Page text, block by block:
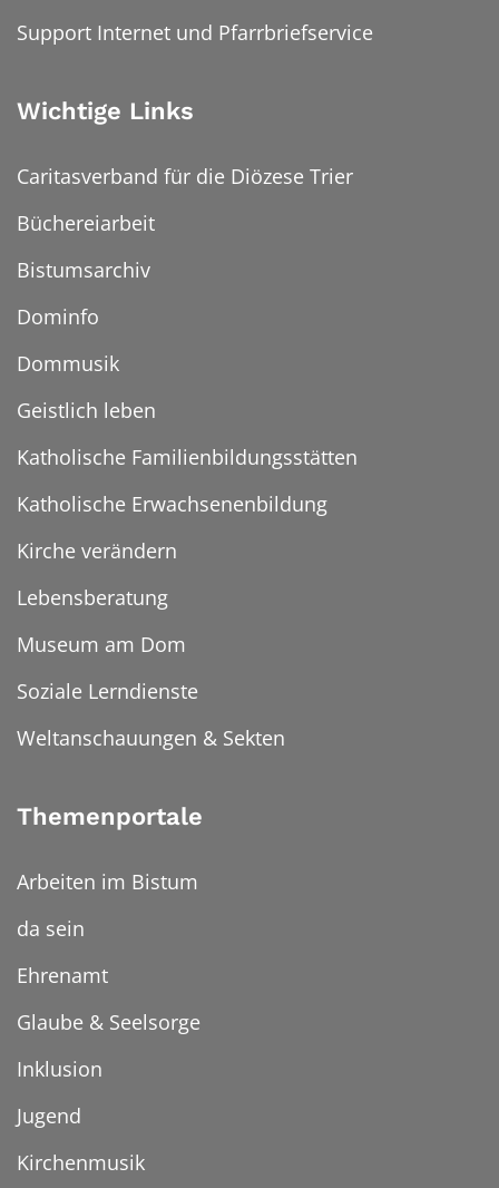
Support Internet und Pfarrbriefservice
Wichtige Links
Caritasverband für die Diözese Trier
Büchereiarbeit
Bistumsarchiv
Dominfo
Dommusik
Geistlich leben
Katholische Familienbildungsstätten
Katholische Erwachsenenbildung
Kirche verändern
Lebensberatung
Museum am Dom
Soziale Lerndienste
Weltanschauungen & Sekten
Themenportale
Arbeiten im Bistum
da sein
Ehrenamt
Glaube & Seelsorge
Inklusion
Jugend
Kirchenmusik